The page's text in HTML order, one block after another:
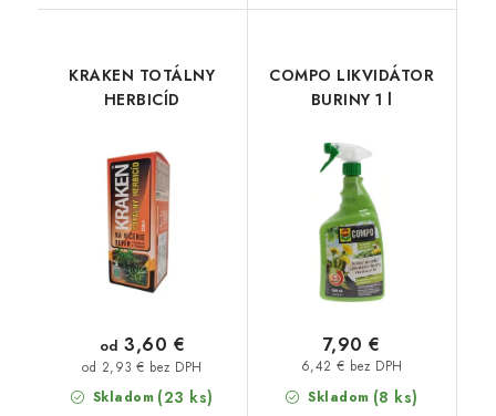
KRAKEN TOTÁLNY
HERBICÍD
Skladom (23 ks)
od 2,93 € bez DPH
od 3,60 €
COMPO LIKVIDÁTOR
BURINY 1 l
Skladom (8 ks)
6,42 € bez DPH
7,90 €